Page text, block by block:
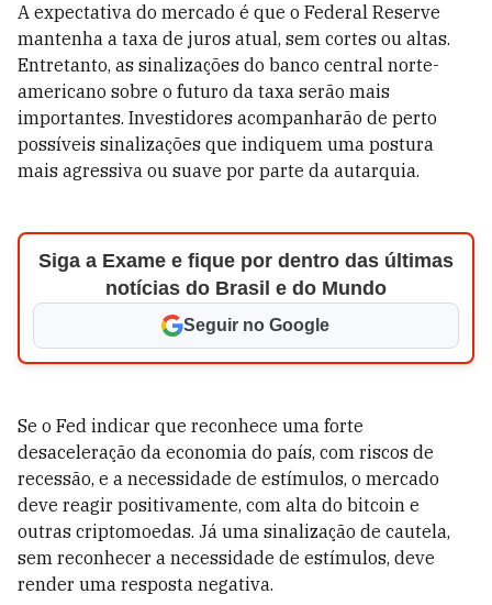
A expectativa do mercado é que o Federal Reserve
mantenha a taxa de juros atual, sem cortes ou altas.
Entretanto, as sinalizações do banco central norte-
americano sobre o futuro da taxa serão mais
importantes. Investidores acompanharão de perto
possíveis sinalizações que indiquem uma postura
mais agressiva ou suave por parte da autarquia.
Siga a Exame e fique por dentro das últimas
notícias do Brasil e do Mundo
Seguir no Google
Se o Fed indicar que reconhece uma forte
desaceleração da economia do país, com riscos de
recessão, e a necessidade de estímulos, o mercado
deve reagir positivamente, com alta do bitcoin e
outras criptomoedas. Já uma sinalização de cautela,
sem reconhecer a necessidade de estímulos, deve
render uma resposta negativa.